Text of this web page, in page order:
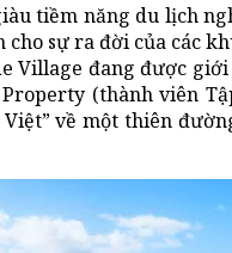
tiềm năng du lịch
sự ra đời của các
Village đang được
(thành viên
về một thiên